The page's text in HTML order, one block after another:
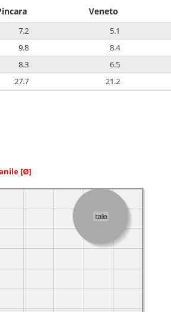
Veneto
7.2 5.1
9.8 8.4
8.3 6.5
27.7 21.2
[Ø]
Italia